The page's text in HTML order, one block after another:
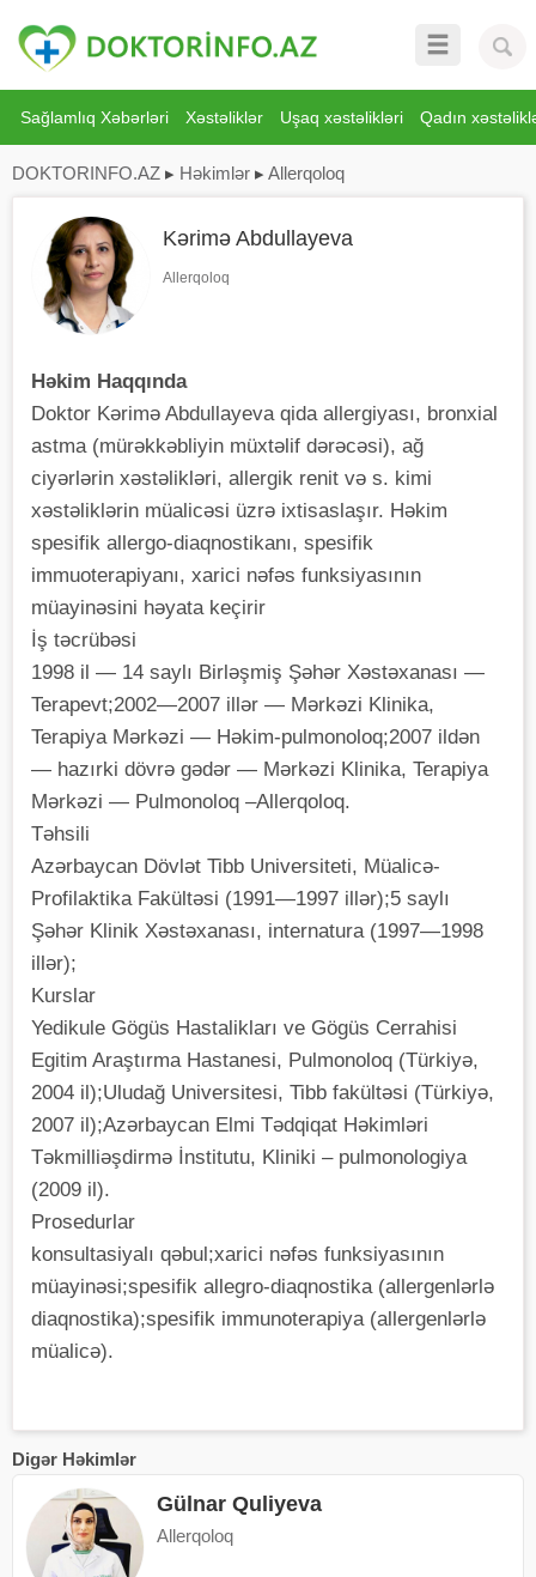
Sağlamlıq Xəbərləri Xəstəliklər Uşaq xəstəlikləri Qadın
DOKTORINFO.AZ ▸ Həkimlər ▸ Allerqoloq
Kərimə Abdullayeva
Allerqoloq
Həkim Haqqında
Doktor Kərimə Abdullayeva qida allergiyası, bronxial
astma (mürəkkəbliyin müxtəlif dərəcəsi), ağ
ciyərlərin xəstəlikləri, allergik renit və s. kimi
xəstəliklərin müalicəsi üzrə ixtisaslaşır. Həkim
spesifik allergo-diaqnostikanı, spesifik
immuoterapiyanı, xarici nəfəs funksiyasının
müayinəsini həyata keçirir
İş təcrübəsi
1998 il — 14 saylı Birləşmiş Şəhər Xəstəxanası —
Terapevt;2002—2007 illər — Mərkəzi Klinika,
Terapiya Mərkəzi — Həkim-pulmonoloq;2007 ildən
— hazırki dövrə gədər — Mərkəzi Klinika, Terapiya
Mərkəzi — Pulmonoloq –Allerqoloq.
Təhsili
Azərbaycan Dövlət Tibb Universiteti, Müalicə-
Profilaktika Fakültəsi (1991—1997 illər);5 saylı
Şəhər Klinik Xəstəxanası, internatura (1997—1998
illər);
Kurslar
Yedikule Gögüs Hastalikları ve Gögüs Cerrahisi
Egitim Araştırma Hastanesi, Pulmonoloq (Türkiyə,
2004 il);Uludağ Universitesi, Tibb fakültəsi (Türkiyə,
2007 il);Azərbaycan Elmi Tədqiqat Həkimləri
Təkmilliəşdirmə İnstitutu, Kliniki – pulmonologiya
(2009 il).
Prosedurlar
konsultasiyalı qəbul;xarici nəfəs funksiyasının
müayinəsi;spesifik allegro-diaqnostika (allergenlərlə
diaqnostika);spesifik immunoterapiya (allergenlərlə
müalicə).
Digər Həkimlər
Gülnar Quliyeva
Allerqoloq